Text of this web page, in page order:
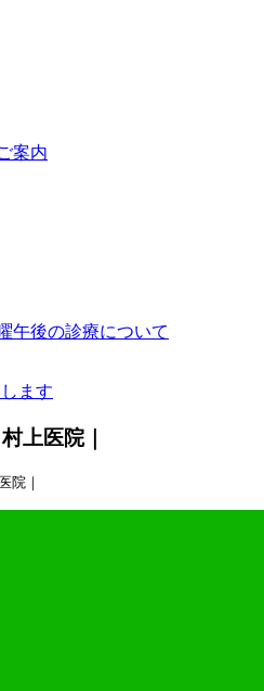
案内
午後の診療について
ます
院｜